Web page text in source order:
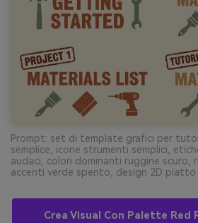
Prompt: set di template grafici per
semplice, icone strumenti semplici,
audaci, colori dominanti ruggine scuro,
accenti verde spento, design 2D piatto
Crea Visual Con Palette Red